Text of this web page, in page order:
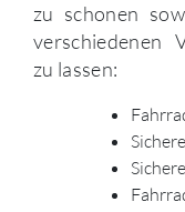
zu schonen
verschiedenen
zu lassen: